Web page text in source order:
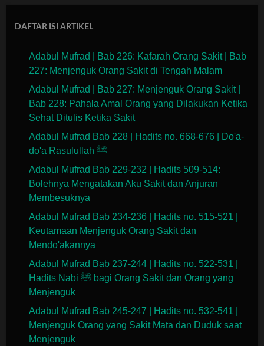
DAFTAR ISI ARTIKEL
Adabul Mufrad | Bab 226: Kafarah Orang Sakit | Bab
227: Menjenguk Orang Sakit di Tengah Malam
Adabul Mufrad | Bab 227: Menjenguk Orang Sakit |
Bab 228: Pahala Amal Orang yang Dilakukan Ketika
Sehat Ditulis Ketika Sakit
Adabul Mufrad Bab 228 | Hadits no. 668-676 | Do'a-
do'a Rasulullah ﷺ
Adabul Mufrad Bab 229-232 | Hadits 509-514:
Bolehnya Mengatakan Aku Sakit dan Anjuran
Membesuknya
Adabul Mufrad Bab 234-236 | Hadits no. 515-521 |
Keutamaan Menjenguk Orang Sakit dan
Mendo'akannya
Adabul Mufrad Bab 237-244 | Hadits no. 522-531 |
Hadits Nabi ﷺ bagi Orang Sakit dan Orang yang
Menjenguk
Adabul Mufrad Bab 245-247 | Hadits no. 532-541 |
Menjenguk Orang yang Sakit Mata dan Duduk saat
Menjenguk